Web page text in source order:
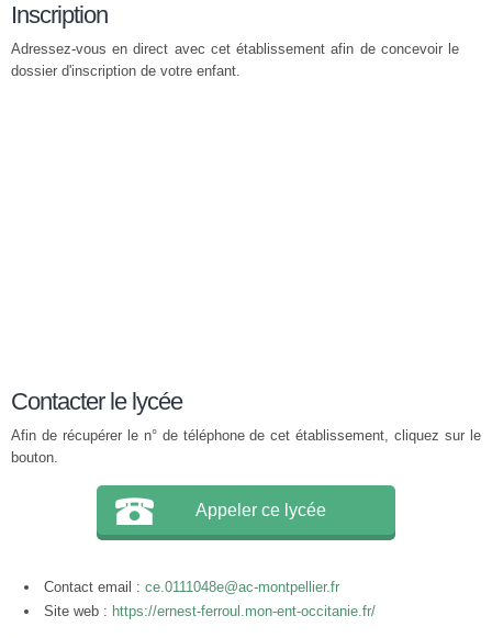
Inscription
Adressez-vous en direct avec cet établissement afin de concevoir le
dossier d'inscription de votre enfant.
Contacter le lycée
Afin de récupérer le n° de téléphone de cet établissement, cliquez sur le
bouton.
Appeler ce lycée
Contact email : ce.0111048e@ac-montpellier.fr
Site web : https://ernest-ferroul.mon-ent-occitanie.fr/